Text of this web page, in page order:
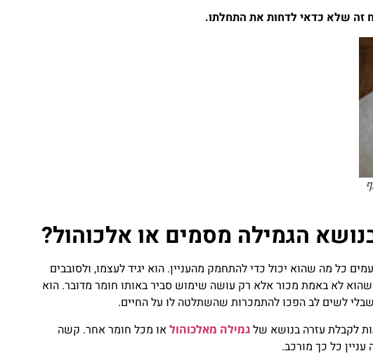
זה שלא כדאי לדחות את התחלתו.
הגמילה מסמים או אלכוהול?
כל מה שהוא יכול כדי להתחמק מהעניין. הוא יגיד לעצמו, ולסובבים
לא באמת מכור אלא רק עושה שימוש סביר באותו חומר מדובר. הוא
לשים לב הפכו להתמכרות שהשתלטה לו על החיים.
לקבלת עזרה בנושא שלגמילה מאלכוהולאו מכל חומר אחר. קשה
כל כך מורכב.